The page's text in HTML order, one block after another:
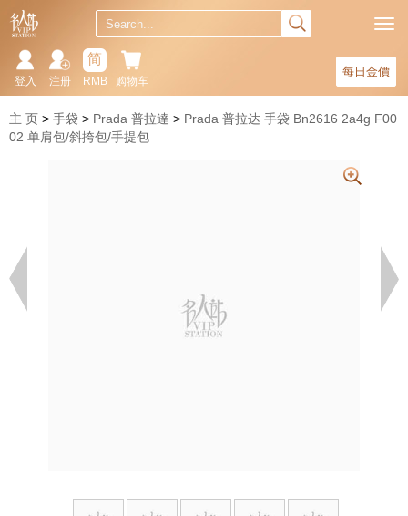
每日金價
购物车
简
RMB
注册
登入
主 页 手袋 Prada 普拉達
Prada 普拉达 手袋 Bn2616 2a4g F00
02 单肩包/斜挎包/手提包